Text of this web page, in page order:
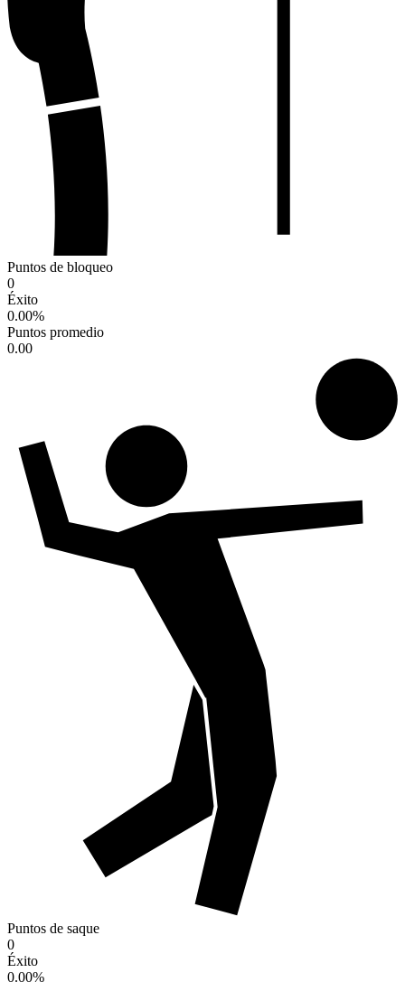
Puntos de bloqueo
0
Éxito
0.00%
Puntos promedio
0.00
Puntos de saque
0
Éxito
0.00%